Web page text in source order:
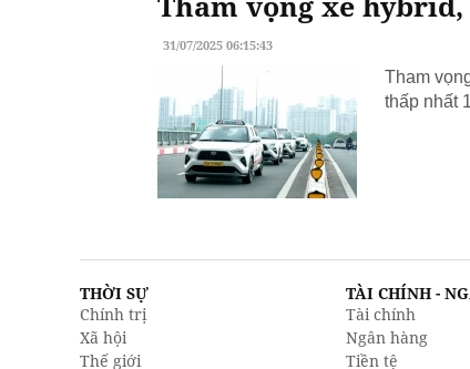
31/07/2025 06:15:43
Tham
thấp nhất
THỜI SỰ
Chính trị
Xã hội
Thế giới
TÀI CHÍNH -
Tài chính
Ngân hàng
Tiền tệ